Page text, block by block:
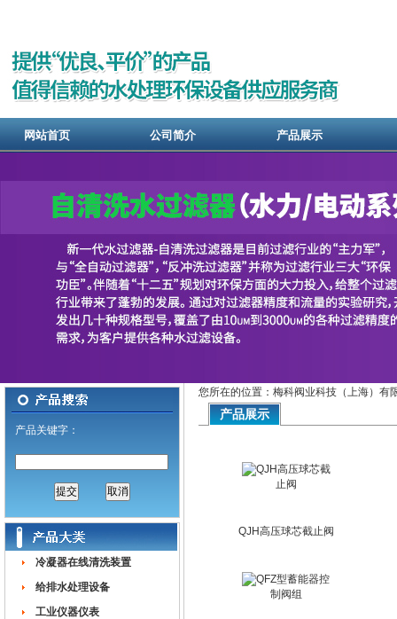
网站首页 公司简介 产品展示
产品关键字：
冷凝器在线清洗装置
给排水处理设备
工业仪器仪表
您所在的位置：梅科阀业科技（上海）有
产品展示
QJH高压球芯截止阀